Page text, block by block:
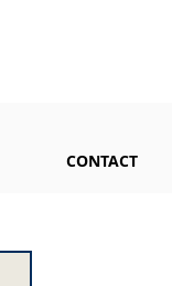
CONTACT